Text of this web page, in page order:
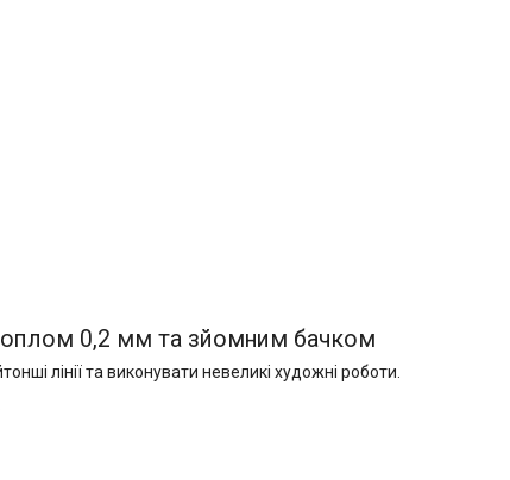
соплом 0,2 мм та зйомним бачком
лінії та виконувати невеликі художні роботи.